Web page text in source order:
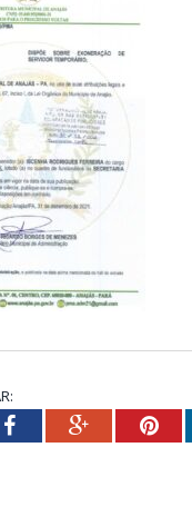
FacebookGoogle+